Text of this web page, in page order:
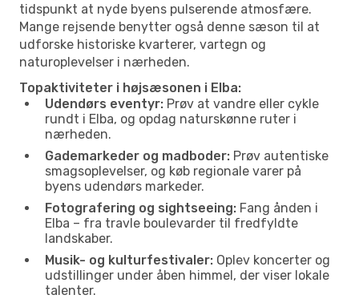
tidspunkt at nyde byens pulserende atmosfære.
Mange rejsende benytter også denne sæson til at
udforske historiske kvarterer, vartegn og
naturoplevelser i nærheden.
Topaktiviteter i højsæsonen i Elba:
Udendørs eventyr: Prøv at vandre eller cykle
rundt i Elba, og opdag naturskønne ruter i
nærheden.
Gademarkeder og madboder: Prøv autentiske
smagsoplevelser, og køb regionale varer på
byens udendørs markeder.
Fotografering og sightseeing: Fang ånden i
Elba – fra travle boulevarder til fredfyldte
landskaber.
Musik- og kulturfestivaler: Oplev koncerter og
udstillinger under åben himmel, der viser lokale
talenter.